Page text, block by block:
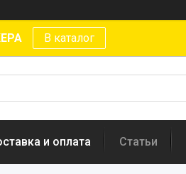
В каталог
и оплата Статьи